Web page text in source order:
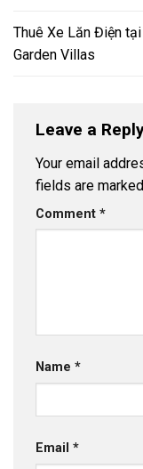
Thuê Xe Lăn Điện
Garden Villas
Leave a
Your email
fields are marked
Comment *
Name *
Email *